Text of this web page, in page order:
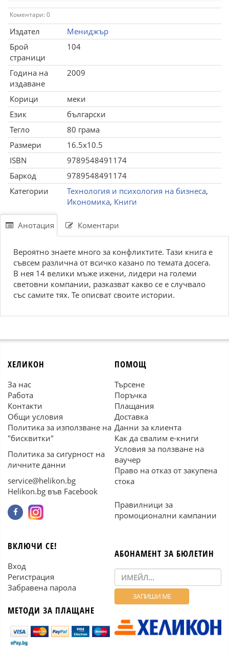
Коментари: 0
Издател
Мениджър
Брой
страници
104
Година на
издаване
2009
Корици
меки
Език
български
Тегло
80 грама
Размери
16.5x10.5
ISBN
9789548491174
Баркод
9789548491174
Категории
Технология и психология на бизнеса,
Икономика, Книги
Анотация Коментари
Вероятно знаете много за конфликтите. Тази книга е
съвсем различна от всичко казано по темата досега.
В нея 14 велики мъже ижени, лидери на големи
световни компании, разказват какво се е случвало
със самите тях. Те описват своите истории.
ХЕЛИКОН
За нас
Работа
Контакти
Общи условия
Политика за използване на
"бисквитки"
Политика за сигурност на
личните данни
service@helikon.bg
Helikon.bg във Facebook
ПОМОЩ
Търсене
Поръчка
Плащания
Доставка
Данни за клиента
Как да свалим е-книги
Условия за ползване на
ваучер
Право на отказ от закупена
стока
Правилници за
промоционални кампании
ВКЛЮЧИ СЕ!
Вход
Регистрация
Забравена парола
МЕТОДИ ЗА ПЛАЩАНЕ
АБОНАМЕНТ ЗА БЮЛЕТИН